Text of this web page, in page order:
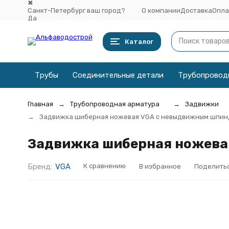
✖
Санкт-Петербург ваш город?
Да
О компании Доставка
Каталог
Трубы Соединительные детали
Главная Трубопроводная арматура Задвижки
Задвижка шиберная ножевая VGA с невыдвижным
Задвижка шиберная
Бренд: VGA К сравнению В избранное